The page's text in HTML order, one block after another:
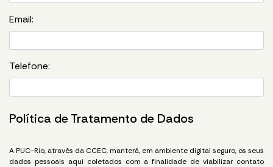
Email:
Telefone:
Política de Tratamento de Dados
A PUC-Rio, através da CCEC, manterá, em ambiente digital seguro, os seus
dados pessoais aqui coletados com a finalidade de viabilizar contato